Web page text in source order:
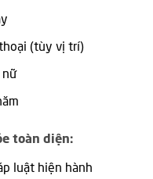
(tùy vị trí)
nữ
toàn diện:
luật hiện hành